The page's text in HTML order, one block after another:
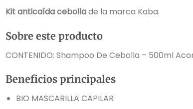
Kit anticaída cebollade la marca Kaba.
Sobre este producto
CONTENIDO: Shampoo De Cebolla – 500ml
Beneficios principales
BIO MASCARILLA CAPILAR